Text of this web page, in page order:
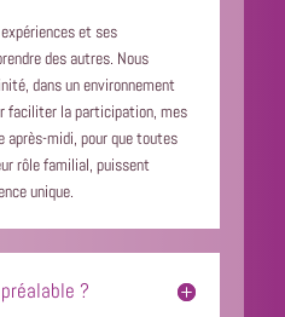
et ses
des autres. Nous
dans un environnement
faciliter la participation, mes
après-midi, pour que toutes
rôle familial, puissent
unique.
?